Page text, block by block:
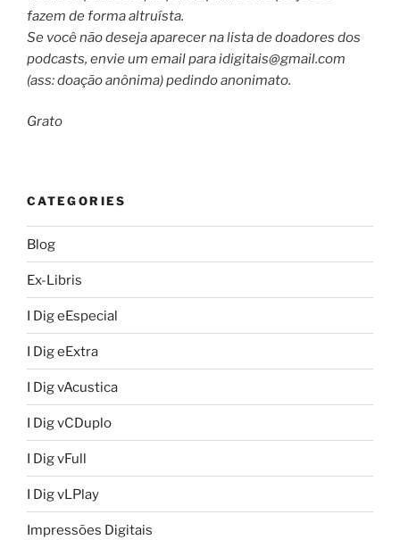
fazem de forma altruísta.
Se você não deseja aparecer na lista de doadores dos
podcasts, envie um email paraidigitais@gmail.com
(ass: doação anônima) pedindo anonimato.
Grato
CATEGORIES
Blog
Ex-Libris
I Dig eEspecial
I Dig eExtra
I Dig vAcustica
I Dig vCDuplo
I Dig vFull
I Dig vLPlay
Impressões Digitais